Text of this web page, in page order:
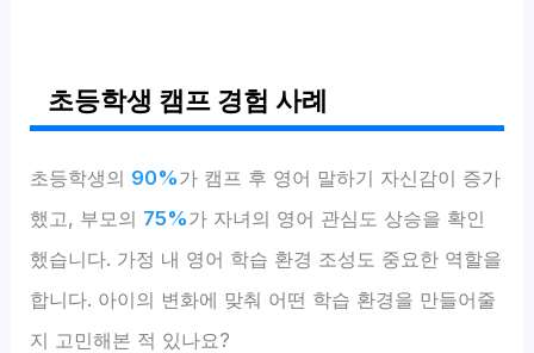
초등학생 캠프 경험 사례
초등학생의 90%가 캠프 후 영어 말하기 자신감이 증가
했고, 부모의 75%가 자녀의 영어 관심도 상승을 확인
했습니다. 가정 내 영어 학습 환경 조성도 중요한 역할을
합니다. 아이의 변화에 맞춰 어떤 학습 환경을 만들어줄
지 고민해본 적 있나요?